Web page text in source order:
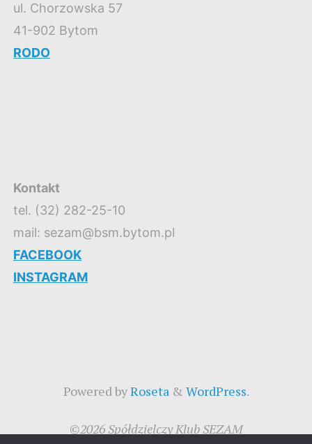
ul. Chorzowska 57
41-902 Bytom
RODO
Kontakt
tel. (32) 282-25-10
mail: sezam@bsm.bytom.pl
FACEBOOK
INSTAGRAM
Powered byRoseta& WordPress.
©2026 Spółdzielczy Klub SEZAM